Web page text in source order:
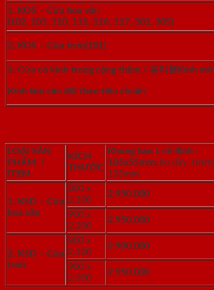
1. KOS – Cửa hoa văn
(102, 105, 110, 111, 116, 117, 301, 305)
2. KOS – Cửa trơn(101)
3. Cửa có kính trong cộng thêm / 유리문Kính
Kính làm cân đối theo tiêu chuẩn
LOẠI SẢN
PHẨM /
ITEM
KÍCH
THƯỚC
Khung bao L cố định :
105x55mmcho dầy
135mm
1. KSD – Cửa
hoa văn
800 x
2.100
2.950.000
900 x
2.200
2.950.000
2. KSD – Cửa
trơn
800 x
2.100
2.900.000
900 x
2.200
2.950.000